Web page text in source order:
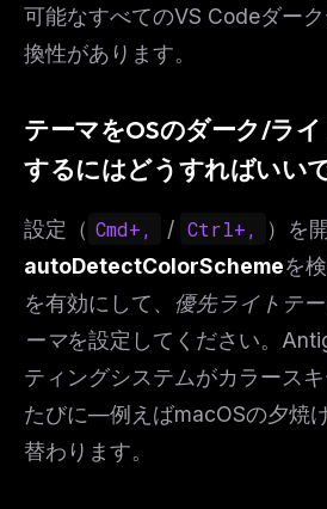
可能なすべてのVS Codeダー
換性があります。
テーマをOSのダーク/ラ
するにはどうすればいい
設定（ Cmd+, / Ctrl+,
）を
autoDetectColorSchemeを
を有効にして、 優先ライトテ
ーマを設定してください。
ティングシステムがカラース
たびに—例えばmacOSの夕焼
替わります。